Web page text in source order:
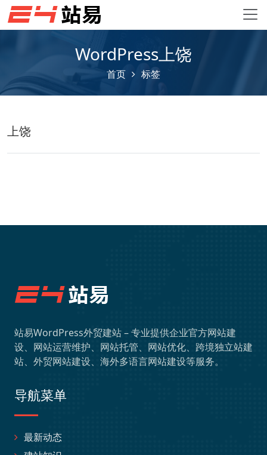
WordPress上饶
首页 标签
上饶
站易WordPress外贸建站 – 专业提供企业官方网站建
设、网站运营维护、网站托管、网站优化、跨境独立站建
站、外贸网站建设、海外多语言网站建设等服务。
导航菜单
最新动态